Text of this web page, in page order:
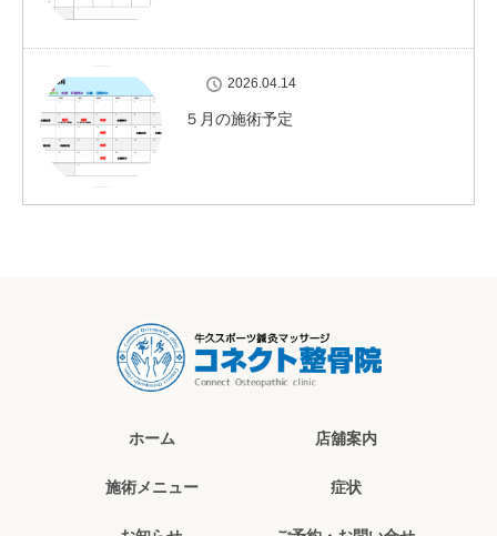
2026.04.14
５月の施術予定
ホーム 店舖案内
施術メニュー 症状